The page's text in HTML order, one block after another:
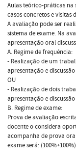
Aulas teórico-práticas na
casos concretos e visitas
A avaliação pode ser
sistema de exame. Na
apresentação oral
A. Regime de frequência:
- Realização de um
apresentação e
OU
- Realização de dois
apresentação e
B. Regime de exame:
Prova de avaliação
docente o considera
acompanha de prova
exame será: